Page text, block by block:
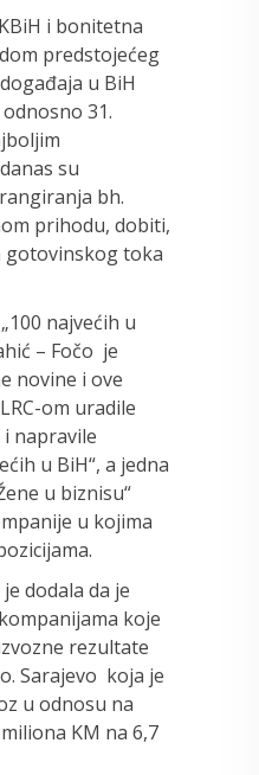
i bonitetna
predstojećeg
u BiH
31.
su
bh.
prihodu, dobiti,
gotovinskog toka
najvećih u
– Fočo je
novine i ove
om uradile
napravile
u BiH“, a jedna
u biznisu“
u kojima
dodala da je
koje
rezultate
Sarajevo koja je
u odnosu na
KM na 6,7